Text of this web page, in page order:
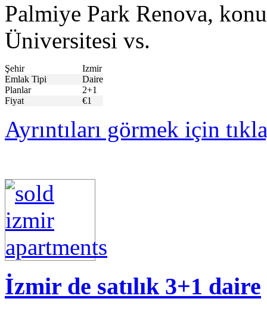
Palmiye Park Renova,
Üniversitesi vs.
Şehir
Izmir
Emlak Tipi
Daire
Planlar
2+1
Fiyat
€1
Ayrıntıları görmek için
İzmir de satılık 3+1 daire